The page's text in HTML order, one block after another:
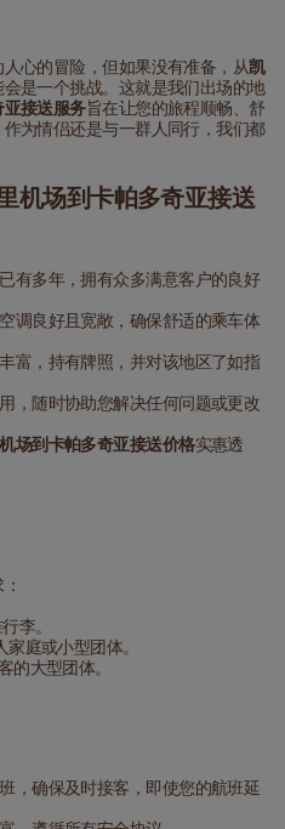
心的冒险，但如果没有准备，从凯
是一个挑战。这就是我们出场的地
接送服务旨在让您的旅程顺畅、舒
为情侣还是与一群人同行，我们都
机场到卡帕多奇亚接送
有多年，拥有众多满意客户的良好
调良好且宽敞，确保舒适的乘车体
富，持有牌照，并对该地区了如指
，随时协助您解决任何问题或更改
场到卡帕多奇亚接送价格实惠透
李。
庭或小型团体。
的大型团体。
，确保及时接客，即使您的航班延